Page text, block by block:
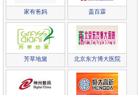
家有爸妈 盖百霖
芳草地黛 北京东方博大医院